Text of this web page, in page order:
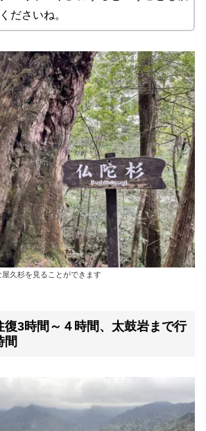
ださいね。
久杉を見ることができます
復3時間～４時間、太鼓岩まで行
間